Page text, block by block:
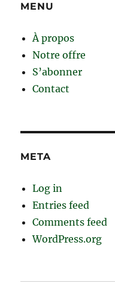
MENU
À propos
Notre offre
S’abonner
Contact
META
Log in
Entries feed
Comments feed
WordPress.org